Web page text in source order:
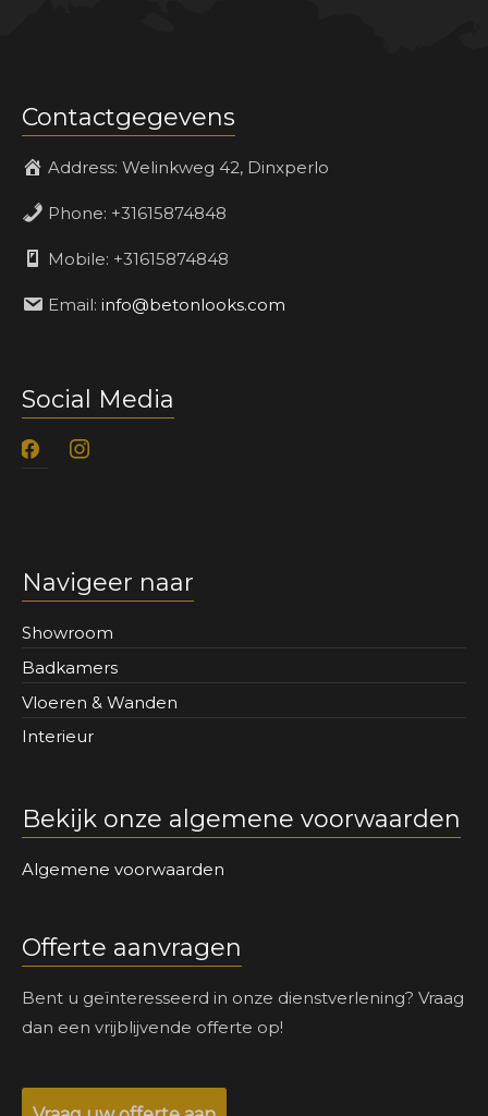
Contactgegevens
Address: Welinkweg 42, Dinxperlo
Phone: +31615874848
Mobile: +31615874848
Email: info@betonlooks.com
Social Media
facebookinstagram
Navigeer naar
Showroom
Badkamers
Vloeren & Wanden
Interieur
Bekijk onze algemene voorwaarden
Algemene voorwaarden
Offerte aanvragen
Bent u geïnteresseerd in onze dienstverlening? Vraag
dan een vrijblijvende offerte op!